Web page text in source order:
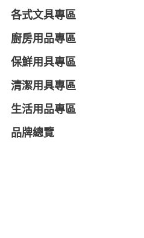
各式文具專區
廚房用品專區
保鮮用具專區
清潔用具專區
生活用品專區
品牌總覽